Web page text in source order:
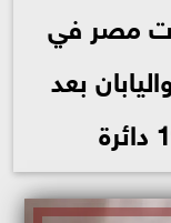
مصر في
بعد